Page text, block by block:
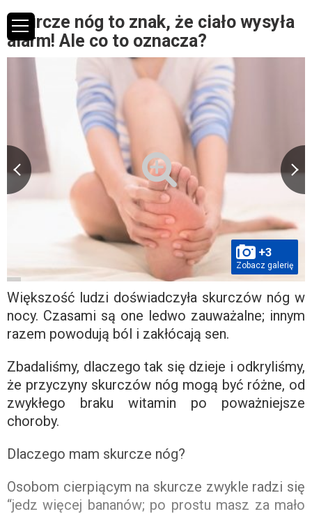
Skurcze nóg to znak, że ciało wysyła
alarm! Ale co to oznacza?
+3
Zobacz galerię
Większość ludzi doświadczyła skurczów nóg w
nocy. Czasami są one ledwo zauważalne; innym
razem powodują ból i zakłócają sen.
Zbadaliśmy, dlaczego tak się dzieje i odkryliśmy,
że przyczyny skurczów nóg mogą być różne, od
zwykłego braku witamin po poważniejsze
choroby.
Dlaczego mam skurcze nóg?
Osobom cierpiącym na skurcze zwykle radzi się
“jedz więcej bananów; po prostu masz za mało